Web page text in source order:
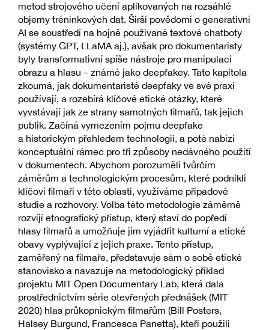
metod strojového učení aplikovaných na rozsáhlé
objemy tréninkových dat. Širší povědomí o generativní
AI se soustředí na hojně používané textové chatboty
(systémy GPT, LLaMA aj.), avšak pro dokumentaristy
byly transformativní spíše nástroje pro manipulaci
obrazu a hlasu – známé jako deepfakey. Tato kapitola
zkoumá, jak dokumentaristé deepfaky ve své praxi
používají, a rozebírá klíčové etické otázky, které
vyvstávají jak ze strany samotných filmařů, tak jejich
publik. Začíná vymezením pojmu deepfake
a historickým přehledem technologií, a poté nabízí
konceptuální rámec pro tři způsoby nedávného použití
v dokumentech. Abychom porozuměli tvůrčím
záměrům a technologickým procesům, které podnikli
klíčoví filmaři v této oblasti, využíváme případové
studie a rozhovory. Volba této metodologie záměrně
rozvíjí etnografický přístup, který staví do popředí
hlasy filmařů a umožňuje jim vyjádřit kulturní a etické
obavy vyplývající z jejich praxe. Tento přístup,
zaměřený na filmaře, představuje sám o sobě etické
stanovisko a navazuje na metodologický příklad
projektu MIT Open Documentary Lab, která dala
prostřednictvím série otevřených přednášek (MIT
2020) hlas průkopnickým filmařům (Bill Posters,
Halsey Burgund, Francesca Panetta), kteří použili